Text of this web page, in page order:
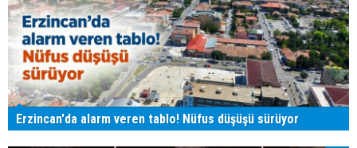
Erzincan'da alarm veren tablo! Nüfus düşüşü sürüyor